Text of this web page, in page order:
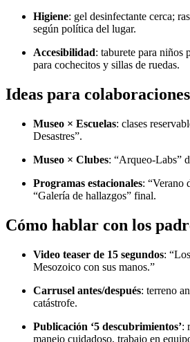
Higiene: gel desinfectante cerca;
según política del lugar.
Accesibilidad: taburete para niños
para cochecitos y sillas de ruedas.
Ideas para colaboraciones
Museo × Escuelas: clases
Desastres”.
Museo × Clubes: “Arqueo-Labs”
Programas estacionales: “Verano
“Galería de hallazgos” final.
Cómo hablar con los
Video teaser de 15 segundos:
Mesozoico con sus manos.”
Carrusel antes/después: terreno
catástrofe.
Publicación ‘5 descubrimientos’:
manejo cuidadoso, trabajo en